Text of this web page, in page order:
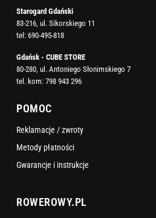
Starogard Gdański
83-216, ul. Sikorskiego 11
tel: 690-495-818
Gdańsk - CUBE STORE
80-280, ul. Antoniego Słonimskiego 7
tel. kom: 798 943 296
POMOC
Reklamacje / zwroty
Metody płatności
Gwarancje i instrukcje
ROWEROWY.PL